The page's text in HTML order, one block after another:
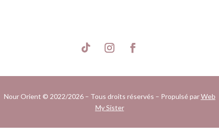
Nour Orient © 2022/2026 – Tous droits réservés – Propulsé parWeb
My Sister